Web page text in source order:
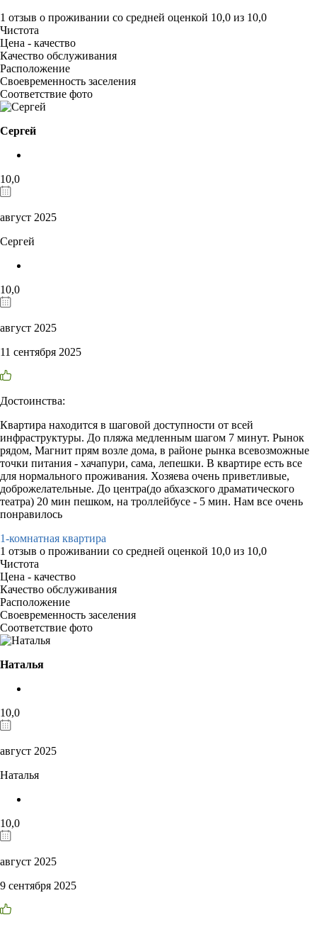
1 отзыв о проживании со средней оценкой 10,0 из 10,0
Чистота
Цена - качество
Качество обслуживания
Расположение
Своевременность заселения
Соответствие фото
Сергей
10,0
август 2025
Сергей
10,0
август 2025
11 сентября 2025
Достоинства:
Квартира находится в шаговой доступности от всей
инфраструктуры. До пляжа медленным шагом 7 минут. Рынок
рядом, Магнит прям возле дома, в районе рынка всевозможные
точки питания - хачапури, сама, лепешки. В квартире есть все
для нормального проживания. Хозяева очень приветливые,
доброжелательные. До центра(до абхазского драматического
театра) 20 мин пешком, на троллейбусе - 5 мин. Нам все очень
понравилось
1-комнатная квартира
1 отзыв о проживании со средней оценкой 10,0 из 10,0
Чистота
Цена - качество
Качество обслуживания
Расположение
Своевременность заселения
Соответствие фото
Наталья
10,0
август 2025
Наталья
10,0
август 2025
9 сентября 2025